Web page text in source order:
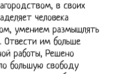
в своих
человека
умением размышлять
Отвести им больше
работы, Решено
большую свободу